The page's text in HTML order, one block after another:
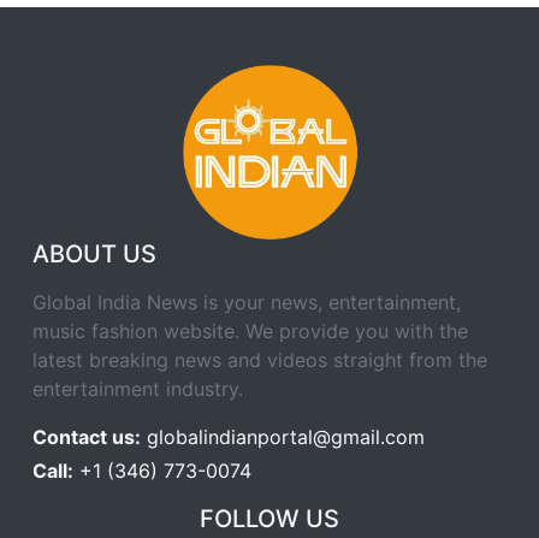
ABOUT US
Global India News is your news, entertainment,
music fashion website. We provide you with the
latest breaking news and videos straight from the
entertainment industry.
Contact us: globalindianportal@gmail.com
Call: +1 (346) 773-0074
FOLLOW US